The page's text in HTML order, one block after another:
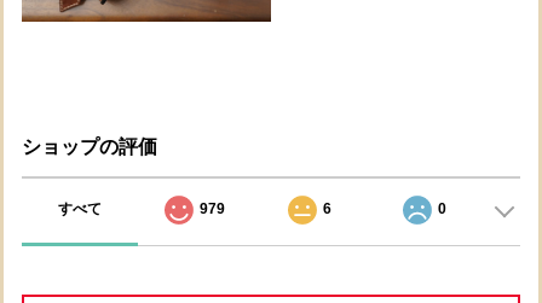
ショップの評価
すべて 979 6 0